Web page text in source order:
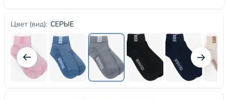
Цвет (вид): СЕРЫЕ